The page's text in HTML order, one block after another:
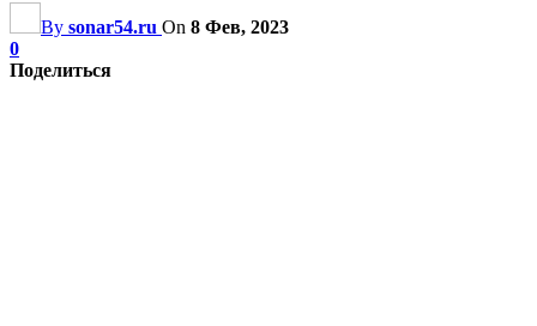
By sonar54.ru On 8 Фев, 2023
0
Поделиться